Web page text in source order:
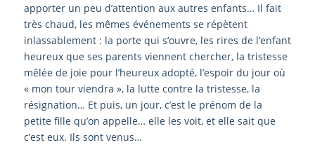
apporter un peu d’attention aux autres enfants… Il fait
très chaud, les mêmes événements se répètent
inlassablement : la porte qui s’ouvre, les rires de l’enfant
heureux que ses parents viennent chercher, la tristesse
mêlée de joie pour l’heureux adopté, l’espoir du jour où
« mon tour viendra », la lutte contre la tristesse, la
résignation… Et puis, un jour, c’est le prénom de la
petite fille qu’on appelle… elle les voit, et elle sait que
c’est eux. Ils sont venus…